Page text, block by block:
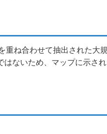
ね合わせて抽出された大
ないため、マップに示さ